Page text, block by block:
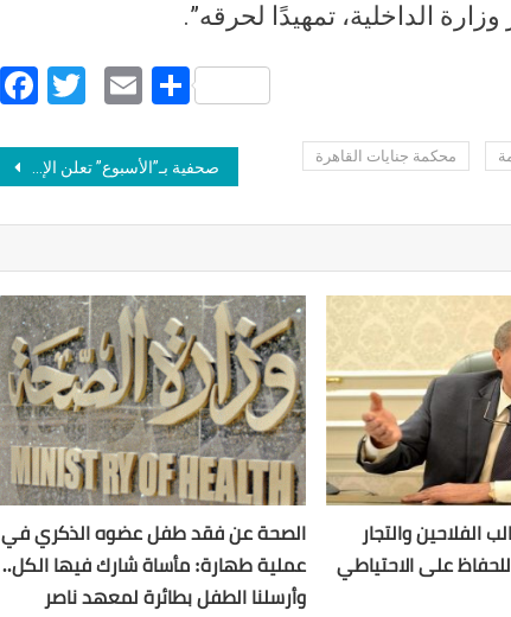
الداخلية، تمهيدًا لحرقه”.
Facebook
Twitter
EmailShare
محكمة جنايات القاهرة Post navigation
صحفية بـ”الأسبوع” تعلن الإضراب عن الطعام لحين تحقيق مطالبها وتحسين أوضاع الزملاء في الصحيفة
الفلاحين والتجار
للحفاظ على الاحتياطي
الصحة عن فقد طفل عضوه الذكري في
عملية طهارة: مأساة شارك فيها الكل..
وأرسلنا الطفل بطائرة لمعهد ناصر